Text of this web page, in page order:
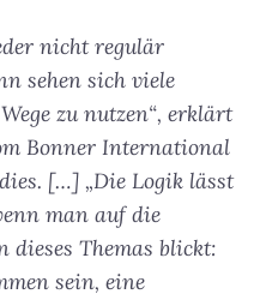
nicht regulär
sehen sich viele
zu nutzen“, erklärt
Bonner International
[…] „Die Logik lässt
man auf die
dieses Themas blickt:
sein, eine